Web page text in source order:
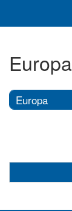
Europa
Europa